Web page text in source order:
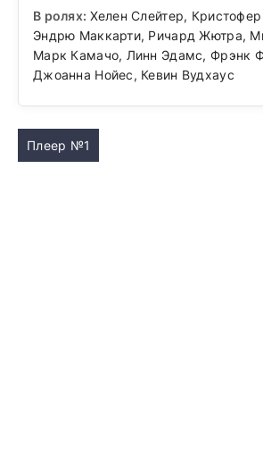
В ролях: Хелен Слейтер,
Эндрю Маккарти, Ричард Жютра,
Марк Камачо, Линн Эдамс, Фрэнк
Джоанна Нойес, Кевин Вудхаус
Плеер №1